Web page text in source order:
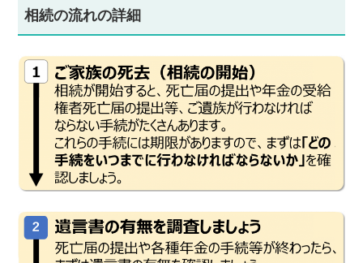
相続の流れの詳細